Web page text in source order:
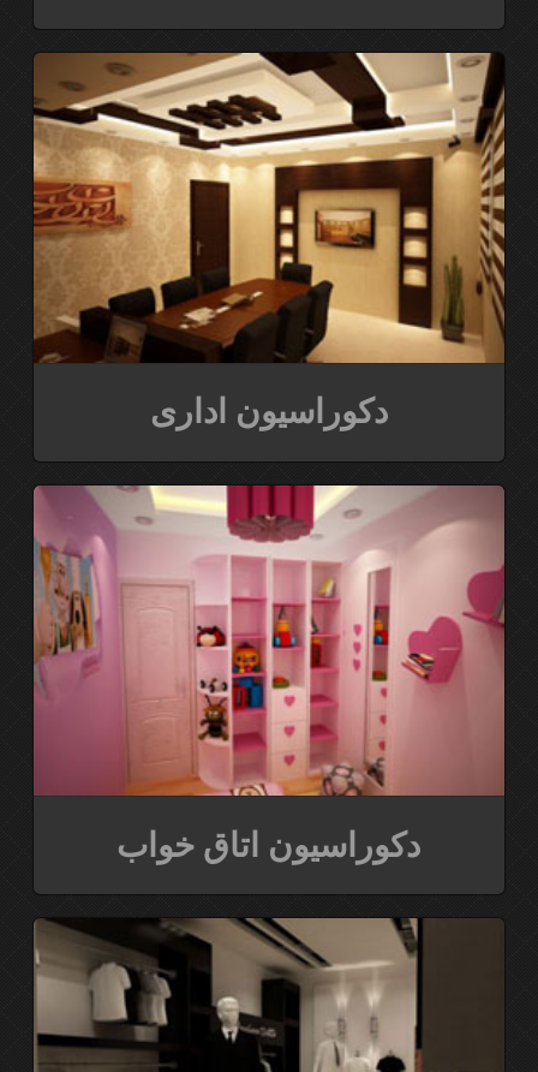
دکوراسیون اداری
دکوراسیون اتاق خواب